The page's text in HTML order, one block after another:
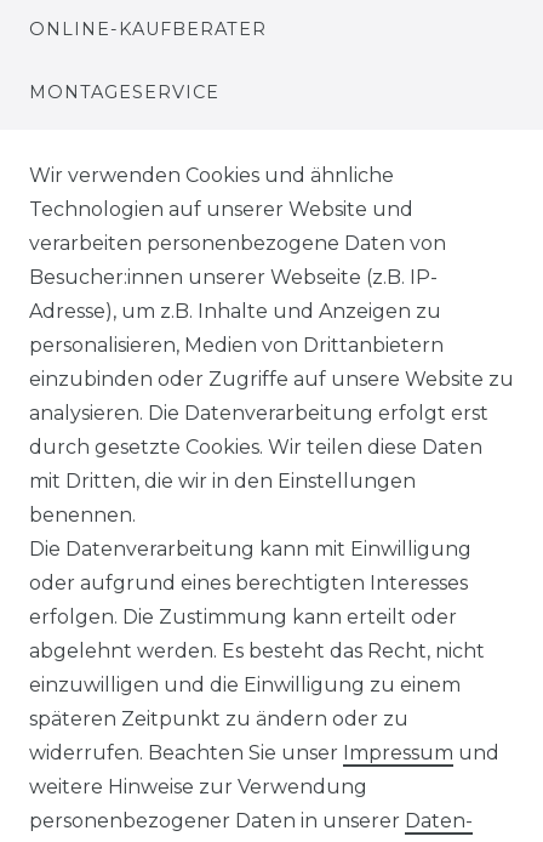
ONLINE-KAUFBERATER
MONTAGESERVICE
BEZAHLUNG
KLIMA- UND UMWELTSCHUTZ
LEXIKON
UNTERNEHMEN
ÜBER UNS
HERSTELLER
REFERENZEN
Wir verwenden Cookies und ähnliche
Technologien auf unserer Website und
verarbeiten personenbezogene Daten von
Besucher:innen unserer Webseite (z.B. IP-
Adresse), um z.B. Inhalte und Anzeigen zu
personalisieren, Medien von Drittanbietern
einzubinden oder Zugriffe auf unsere Website zu
analysieren. Die Datenverarbeitung erfolgt erst
durch gesetzte Cookies. Wir teilen diese Daten
mit Dritten, die wir in den Einstellungen
benennen.
Die Datenverarbeitung kann mit Einwilligung
oder aufgrund eines berechtigten Interesses
erfolgen. Die Zustimmung kann erteilt oder
abgelehnt werden. Es besteht das Recht, nicht
einzuwilligen und die Einwilligung zu einem
späteren Zeitpunkt zu ändern oder zu
widerrufen. Beachten Sie unser Impressum und
weitere Hinweise zur Verwendung
personenbezogener Daten in unserer Daten­